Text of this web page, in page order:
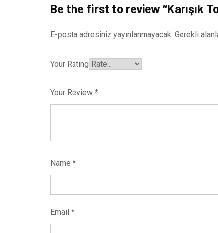
Be the first to review “Karışık
E-posta adresiniz yayınlanmayacak. Gerekli
Your Rating
Your Review *
Name *
Email *